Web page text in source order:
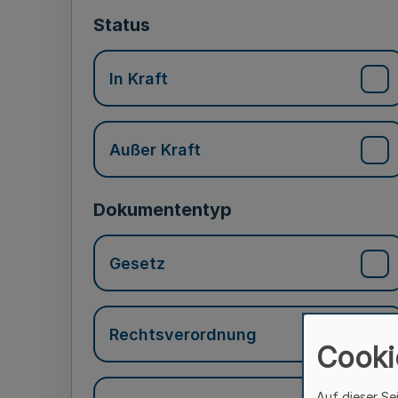
Status
In Kraft
Außer Kraft
Dokumententyp
Gesetz
Rechtsverordnung